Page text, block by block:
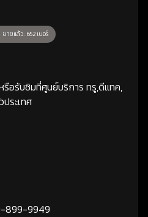
ขายแล้ว : 652 เบอร์
อรับซิมที่ศูนย์บริการ ทรู,ดีแทค,
ระเทศ
899-9949